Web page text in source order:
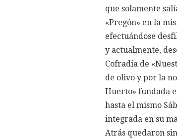
que solamente
«Pregón» en la
efectuándose
y actualmente,
Cofradía de
de olivo y por la
Huerto» fundada
hasta el mismo
integrada en su
Atrás quedaron